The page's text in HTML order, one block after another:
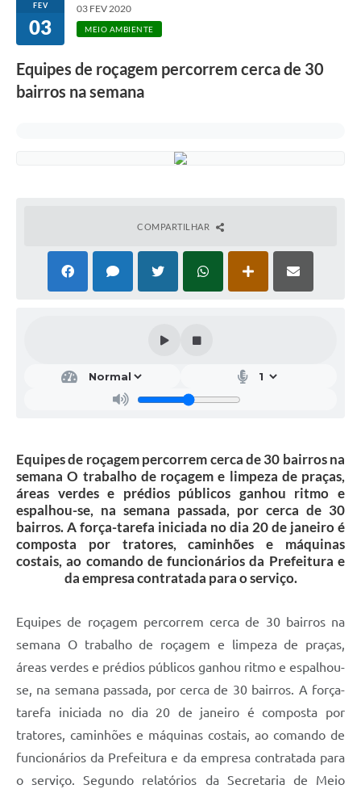
Transparência
Contratos
Enquete
Jornal
Agenda
SIC
Contato
FEV
03
03 FEV 2020
MEIO AMBIENTE
Equipes de roçagem percorrem cerca de 30
bairros na semana
COMPARTILHAR
Equipes de roçagem percorrem cerca de 30 bairros na
semana O trabalho de roçagem e limpeza de praças,
áreas verdes e prédios públicos ganhou ritmo e
espalhou-se, na semana passada, por cerca de 30
bairros. A força-tarefa iniciada no dia 20 de janeiro é
composta por tratores, caminhões e máquinas
costais, ao comando de funcionários da Prefeitura e
da empresa contratada para o serviço.
Equipes de roçagem percorrem cerca de 30 bairros na
semana O trabalho de roçagem e limpeza de praças,
áreas verdes e prédios públicos ganhou ritmo e espalhou-
se, na semana passada, por cerca de 30 bairros. A força-
tarefa iniciada no dia 20 de janeiro é composta por
tratores, caminhões e máquinas costais, ao comando de
funcionários da Prefeitura e da empresa contratada para
o serviço. Segundo relatórios da Secretaria de Meio